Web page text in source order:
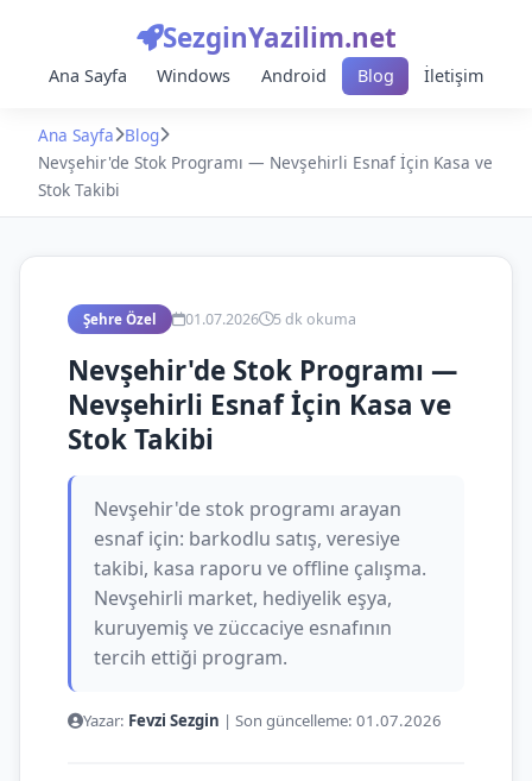
SezginYazilim.net
Ana Sayfa Windows Android Blog İletişim
Ana Sayfa Blog
Nevşehir'de Stok Programı — Nevşehirli Esnaf İçin Kasa ve
Stok Takibi
Şehre Özel 01.07.2026 5 dk okuma
Nevşehir'de Stok Programı —
Nevşehirli Esnaf İçin Kasa ve
Stok Takibi
Nevşehir'de stok programı arayan
esnaf için: barkodlu satış, veresiye
takibi, kasa raporu ve offline çalışma.
Nevşehirli market, hediyelik eşya,
kuruyemiş ve züccaciye esnafının
tercih ettiği program.
Yazar: Fevzi Sezgin | Son güncelleme: 01.07.2026